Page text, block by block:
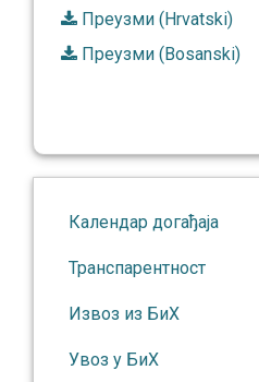
Преузми (Hrvatski)
Преузми (Bosanski)
Календар догађаја
Транспарентност
Извоз из БиХ
Увоз у БиХ